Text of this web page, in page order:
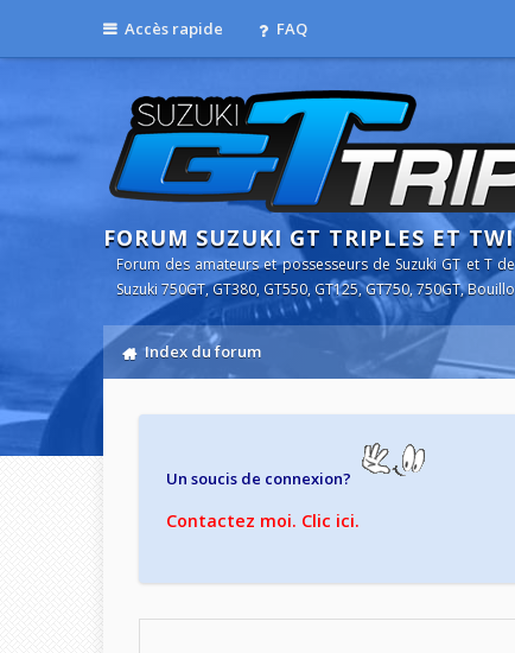
Accès rapide FAQ
FORUM SUZUKI GT TRIPLES ET
Forum des amateurs et possesseurs de Suzuki GT et T
Suzuki 750GT, GT380, GT550, GT125, GT750, 750GT,
Index du forum
Un soucis de connexion?
Contactez moi. Clic ici.